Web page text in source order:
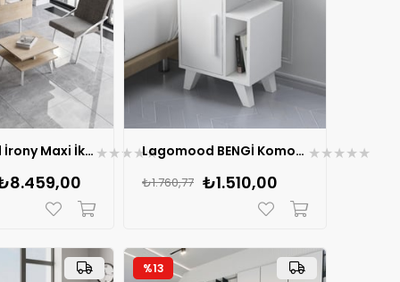
Lagomood İrony Maxi İki Koltuklu Masa Takımı ★★★★★ Lagomood BENGİ Komodin ★★★★★
₺1.510,00
₺1.760,77
%13